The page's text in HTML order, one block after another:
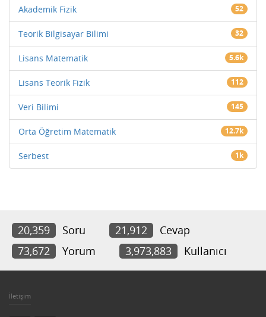
Akademik Fizik 52
Teorik Bilgisayar Bilimi 32
Lisans Matematik 5.6k
Lisans Teorik Fizik 112
Veri Bilimi 145
Orta Öğretim Matematik 12.7k
Serbest 1k
20,359 Soru 21,912
Cevap
73,672
Yorum 3,973,883 Kullanıcı
İletişim